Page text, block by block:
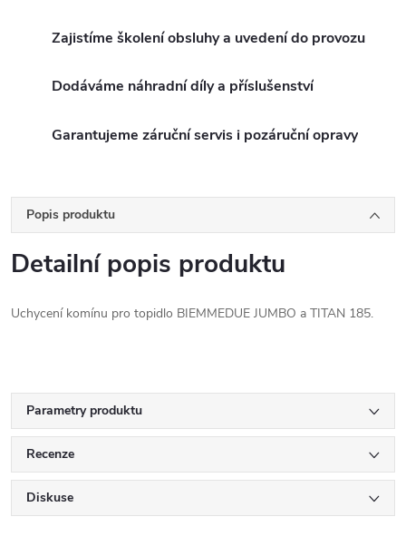
Zajistíme školení obsluhy a uvedení do provozu
Dodáváme náhradní díly a příslušenství
Garantujeme záruční servis i pozáruční opravy
Popis produktu
Detailní popis produktu
Uchycení komínu pro topidlo BIEMMEDUE JUMBO a TITAN 185.
Parametry produktu
Recenze
Diskuse